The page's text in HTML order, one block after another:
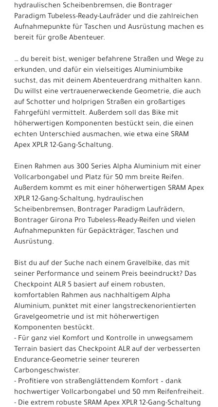
hydraulischen Scheibenbremsen, die Bontrager
Paradigm Tubeless-Ready-Laufräder und die zahlreichen
Aufnahmepunkte für Taschen und Ausrüstung machen es
bereit für große Abenteuer.
… du bereit bist, weniger befahrene Straßen und Wege zu
erkunden, und dafür ein vielseitiges Aluminiumbike
suchst, das mit deinem Abenteuerdrang mithalten kann.
Du willst eine vertrauenerweckende Geometrie, die auch
auf Schotter und holprigen Straßen ein großartiges
Fahrgefühl vermittelt. Außerdem soll das Bike mit
höherwertigen Komponenten bestückt sein, die einen
echten Unterschied ausmachen, wie etwa eine SRAM
Apex XPLR 12-Gang-Schaltung.
Einen Rahmen aus 300 Series Alpha Aluminium mit einer
Vollcarbongabel und Platz für 50 mm breite Reifen.
Außerdem kommt es mit einer höherwertigen SRAM Apex
XPLR 12-Gang-Schaltung, hydraulischen
Scheibenbremsen, Bontrager Paradigm Laufrädern,
Bontrager Girona Pro Tubeless-Ready-Reifen und vielen
Aufnahmepunkten für Gepäckträger, Taschen und
Ausrüstung.
Bist du auf der Suche nach einem Gravelbike, das mit
seiner Performance und seinem Preis beeindruckt? Das
Checkpoint ALR 5 basiert auf einem robusten,
komfortablen Rahmen aus nachhaltigem Alpha
Aluminium, punktet mit einer langstreckenorientierten
Gravelgeometrie und ist mit höherwertigen
Komponenten bestückt.
- Für ganz viel Komfort und Kontrolle in unwegsamem
Terrain basiert das Checkpoint ALR auf der verbesserten
Endurance-Geometrie seiner teureren
Carbongeschwister.
- Profitiere von straßenglättendem Komfort – dank
hochwertiger Vollcarbongabel und 50 mm Reifenfreiheit.
- Die extrem robuste SRAM Apex XPLR 12-Gang-Schaltung